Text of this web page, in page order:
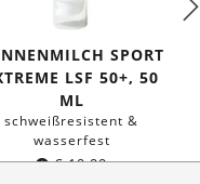
SPORT
LSF 50+, 50
ML
schweißresistent &
wasserfest
€19,99